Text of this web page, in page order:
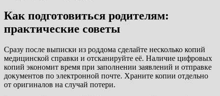
Как подготовиться родителям:
практические советы
Сразу после выписки из роддома сделайте несколько копий
медицинской справки и отсканируйте её. Наличие цифровых
копий экономит время при заполнении заявлений и отправке
документов по электронной почте. Храните копии отдельно
от оригиналов на случай потери.